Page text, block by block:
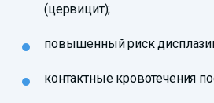
(цервицит);
повышенный риск
контактные кровотечения